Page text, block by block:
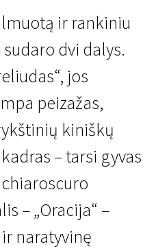
ir rankiniu
dvi dalys.
jos
peizažas,
kiniškų
– tarsi gyvas
– „Oracija“ –
naratyvinę